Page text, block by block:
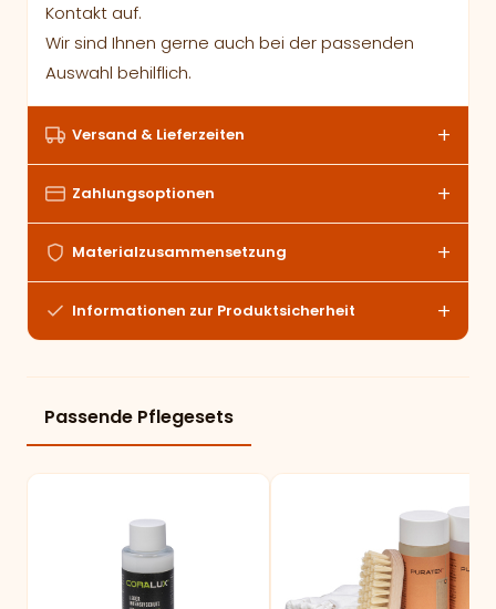
Kontakt auf.
Wir sind Ihnen gerne auch bei der passenden
Auswahl behilflich.
Versand & Lieferzeiten
Zahlungsoptionen
Materialzusammensetzung
Informationen zur Produktsicherheit
Passende Pflegesets